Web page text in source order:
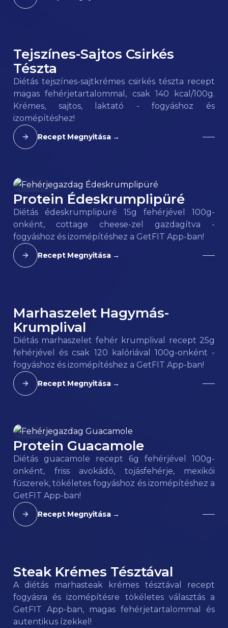
140 kcal
Tejszínes-Sajtos Csirkés
Tészta
Diétás tejszínes-sajtkrémes csirkés tészta recept
magas fehérjetartalommal, csak 140 kcal/100g.
Krémes, sajtos, laktató - fogyáshoz és
izomépítéshez!
Recept Megnyitása →
95kcal
Protein Édeskrumplipüré
Diétás édeskrumplipüré 15g fehérjével 100g-
onként, cottage cheese-zel gazdagítva -
fogyáshoz és izomépítéshez a GetFIT App-ban!
Recept Megnyitása →
120kcal
Marhaszelet Hagymás-
Krumplival
Diétás marhaszelet fehér krumplival recept 25g
fehérjével és csak 120 kalóriával 100g-onként -
fogyáshoz és izomépítéshez a GetFIT App-ban!
Recept Megnyitása →
106kcal
Protein Guacamole
Diétás guacamole recept 6g fehérjével 100g-
onként, friss avokádó, tojásfehérje, mexikói
fűszerek, tökéletes fogyáshoz és izomépítéshez a
GetFIT App-ban!
Recept Megnyitása →
180kcal
Steak Krémes Tésztával
A diétás marhasteak krémes tésztával recept
fogyásra és izomépítésre tökéletes választás a
GetFIT App-ban, magas fehérjetartalommal és
autentikus ízekkel!